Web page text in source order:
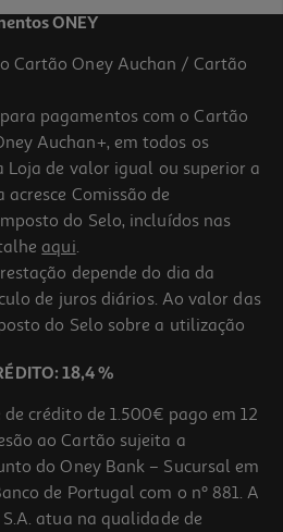
Morango 4x160g
ONEY
Cartão Oney Auchan / Cartão
pagamentos com o Cartão
Auchan+, em todos os
Loja de valor igual ou superior a
Comissão de
do Selo, incluídos nas
aqui.
depende do dia da
de juros diários. Ao valor das
do Selo sobre a utilização
18,4 %
crédito de 1.500€ pago em 12
ao Cartão sujeita a
do Oney Bank – Sucursal em
de Portugal com o nº 881. A
atua na qualidade de